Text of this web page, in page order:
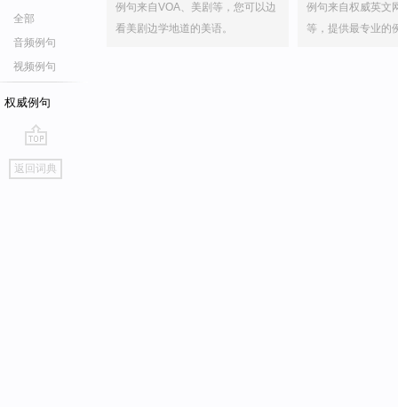
全部
音频例句
视频例句
权威例句
go
top
返回词典
例句来自VOA、美剧等，您可以边
看美剧边学地道的美语。
例句来自权威英文
等，提供最专业的